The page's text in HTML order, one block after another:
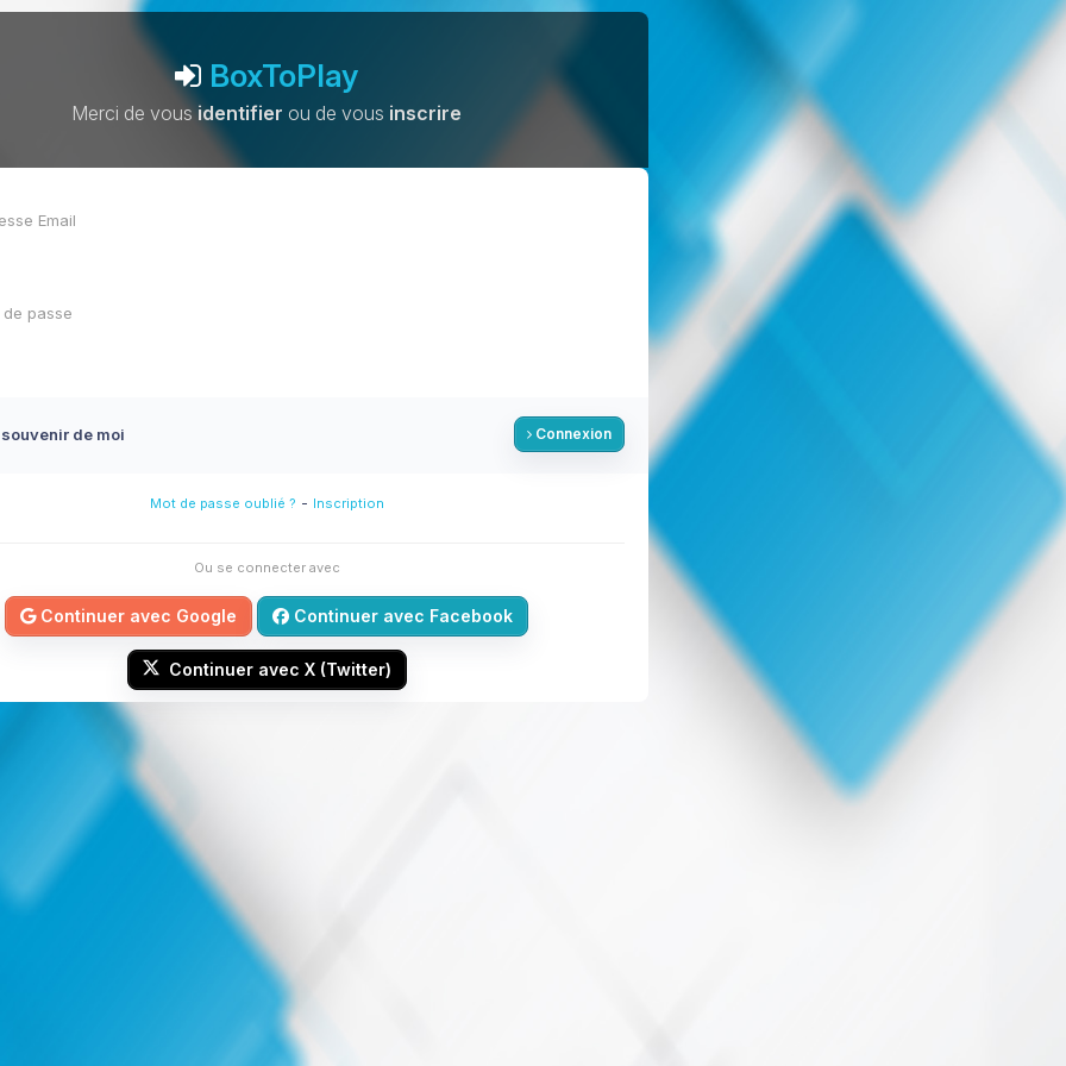
BoxToPlay
Merci de vousidentifier ou de vous inscrire
de moi Connexion
Mot de passe oublié ? - Inscription
Ou se connecter avec
Continuer avec Google Continuer avec Facebook
Continuer avec X (Twitter)